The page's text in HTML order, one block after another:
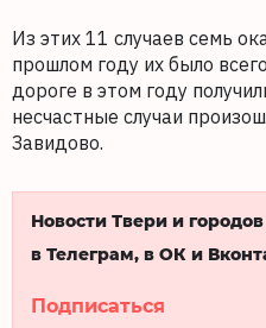
Из этих 11 случаев семь
прошлом году их было
дороге в этом году
несчастные случаи
Завидово.
Новости Твери и
в Телеграм, в ОК и
Подписаться